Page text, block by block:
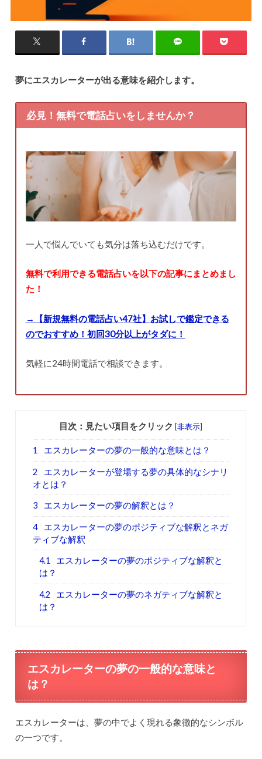
夢にエスカレーターが出る意味を紹介します。
必見！無料で電話占いをしませんか？
一人で悩んでいても気分は落ち込むだけです。
無料で利用できる電話占いを以下の記事にまとめまし
た！
→【新規無料の電話占い47社】お試しで鑑定できる
のでおすすめ！初回30分以上がタダに！
気軽に24時間電話で相談できます。
目次：見たい項目をクリック [非表示]
1 エスカレーターの夢の一般的な意味とは？
2
エスカレーターが登場する夢の具体的なシナリ
オとは？
3 エスカレーターの夢の解釈とは？
4
エスカレーターの夢のポジティブな解釈とネガ
ティブな解釈
4.1
エスカレーターの夢のポジティブな解釈と
は？
4.2
エスカレーターの夢のネガティブな解釈と
は？
エスカレーターの夢の一般的な意味と
は？
エスカレーターは、夢の中でよく現れる象徴的なシンボル
の一つです。